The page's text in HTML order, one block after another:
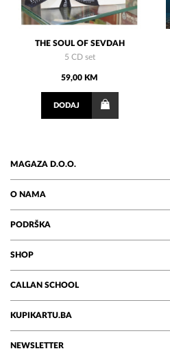
THE SOUL OF SEVDAH
5 CD set
59,00 KM
DODAJ
MAGAZA D.O.O.
O NAMA
PODRŠKA
SHOP
CALLAN SCHOOL
KUPIKARTU.BA
NEWSLETTER